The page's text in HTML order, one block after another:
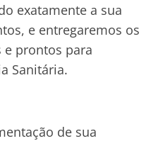
exatamente a sua
e entregaremos os
prontos para
Sanitária.
de sua